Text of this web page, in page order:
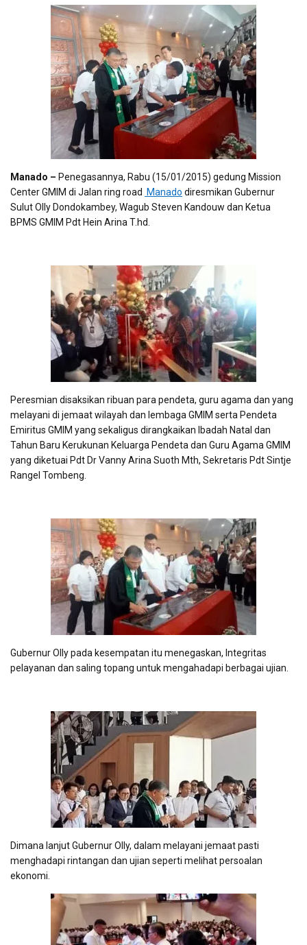
Manado – Penegasannya, Rabu (15/01/2015) gedung Mission
Center GMIM di Jalan ring road
Manado diresmikan Gubernur
Sulut Olly Dondokambey, Wagub Steven Kandouw dan Ketua
BPMS GMIM Pdt Hein Arina T.hd.
Peresmian disaksikan ribuan para pendeta, guru agama dan yang
melayani di jemaat wilayah dan lembaga GMIM serta Pendeta
Emiritus GMIM yang sekaligus dirangkaikan Ibadah Natal dan
Tahun Baru Kerukunan Keluarga Pendeta dan Guru Agama GMIM
yang diketuai Pdt Dr Vanny Arina Suoth Mth, Sekretaris Pdt Sintje
Rangel Tombeng.
Gubernur Olly pada kesempatan itu menegaskan, Integritas
pelayanan dan saling topang untuk mengahadapi berbagai ujian.
Dimana lanjut Gubernur Olly, dalam melayani jemaat pasti
menghadapi rintangan dan ujian seperti melihat persoalan
ekonomi.